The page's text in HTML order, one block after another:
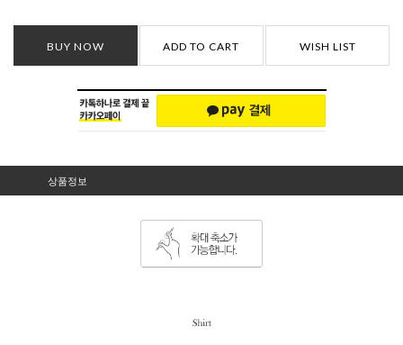
BUY NOW ADD TO CART WISH LIST
상품정보